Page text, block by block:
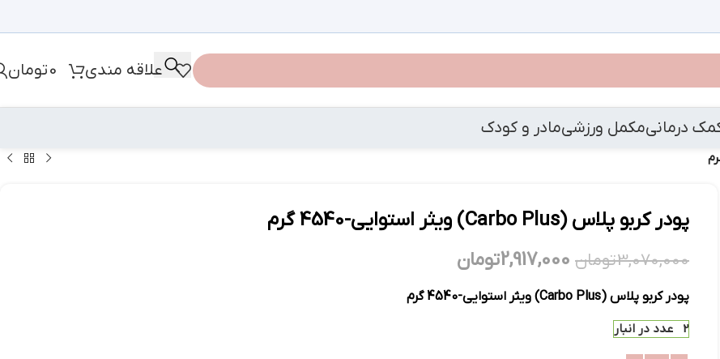
علاقه مندی 0تومان
درمانیمکمل ورزشیمادر و کودک
پودر کربو پلاس (Carbo Plus) ویثر استوایی-4540 گرم
3,070,000تومان 2,917,000تومان
پودر کربو پلاس (Carbo Plus) ویثر استوایی-4540 گرم
2 عدد در انبار